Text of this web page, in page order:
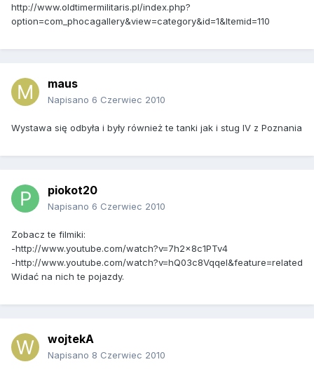
http://www.oldtimermilitaris.pl/index.php?
option=com_phocagallery&view=category&id=1&Itemid=110
maus
Napisano 6 Czerwiec 2010
Wystawa się odbyła i były również te tanki jak i stug IV z Poznania
piokot20
Napisano 6 Czerwiec 2010
Zobacz te filmiki:
-http://www.youtube.com/watch?v=7h2x8c1PTv4
-http://www.youtube.com/watch?v=hQ03c8VqqeI&feature=related
Widać na nich te pojazdy.
wojtekA
Napisano 8 Czerwiec 2010